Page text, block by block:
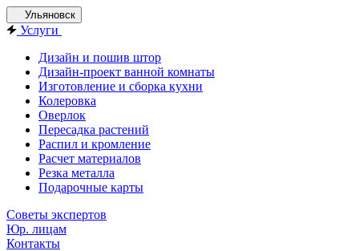
Ульяновск
Услуги
Дизайн и пошив штор
Дизайн-проект ванной комнаты
Изготовление и сборка кухни
Колеровка
Оверлок
Пересадка растений
Распил и кромление
Расчет материалов
Резка металла
Подарочные карты
Советы экспертов
Юр. лицам
Контакты